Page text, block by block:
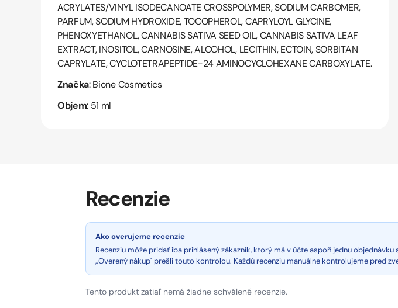
ACRYLATES/VINYL ISODECANOATE CROSSPOLYMER, SODIUM CARBOMER,
PARFUM, SODIUM HYDROXIDE, TOCOPHEROL, CAPRYLOYL GLYCINE,
PHENOXYETHANOL, CANNABIS SATIVA SEED OIL, CANNABIS SATIVA LEAF
EXTRACT, INOSITOL, CARNOSINE, ALCOHOL, LECITHIN, ECTOIN, SORBITAN
CAPRYLATE, CYCLOTETRAPEPTIDE-24 AMINOCYCLOHEXANE CARBOXYLATE.
Značka: Bione Cosmetics
Objem: 51 ml
Recenzie
Ako overujeme recenzie
Recenziu môže pridať iba prihlásený zákazník, ktorý má v účte aspoň jednu
„Overený nákup" prešli touto kontrolou. Každú recenziu manuálne kontrolujeme pred
Tento produkt zatiaľ nemá žiadne schválené recenzie.